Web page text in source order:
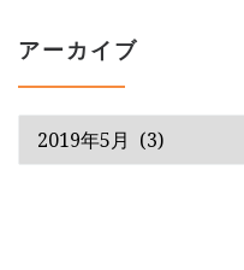
アーカイブ
アーカイブ